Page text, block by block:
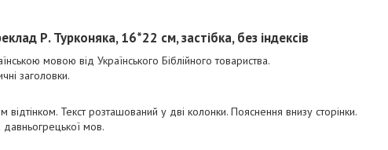
Р. Турконяка, 16*22 см, застібка, без індексів
мовою від Українського Біблійного товариства.
заголовки.
Текст розташований у дві колонки. Пояснення внизу сторінки.
давньогрецької мов.